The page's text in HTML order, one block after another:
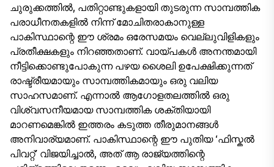
ചുരുക്കത്തിൽ, പതിറ്റാണ്ടുകളായി തുടരുന്ന സാമ്പത്തിക
പരാധീനതകളിൽ നിന്ന് മോചിതരാകാനുള്ള
പാകിസ്ഥാന്റെ ഈ ശ്രമം ഒരേസമയം വെല്ലുവിളികളും
പ്രതീക്ഷകളും നിറഞ്ഞതാണ്. വായ്പകൾ അനന്തമായി
നീട്ടിക്കൊണ്ടുപോകുന്ന പഴയ ശൈലി ഉപേക്ഷിക്കുന്നത്
രാഷ്ട്രീയമായും സാമ്പത്തികമായും ഒരു വലിയ
സാഹസമാണ്. എന്നാൽ ആഗോളതലത്തിൽ ഒരു
വിശ്വസനീയമായ സാമ്പത്തിക ശക്തിയായി
മാറണമെങ്കിൽ ഇത്തരം കടുത്ത തീരുമാനങ്ങൾ
അനിവാര്യമാണ്. പാകിസ്ഥാന്റെ ഈ പുതിയ ‘ഫിസ്കൽ
പിവറ്റ്’ വിജയിച്ചാൽ, അത് ആ രാജ്യത്തിന്റെ